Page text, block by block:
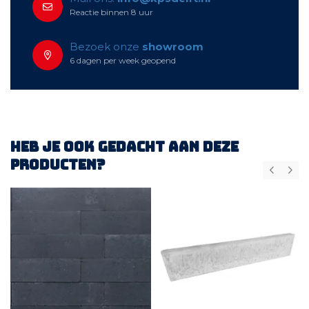
Reactie binnen 8 uur
Bezoek onze showroom
6 dagen per week geopend
Heb je ook gedacht aan deze
producten?